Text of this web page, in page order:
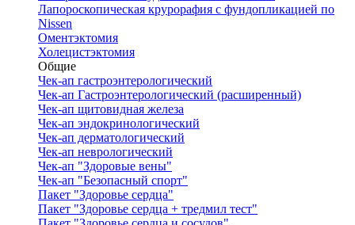
Лапороскопическая крурорафия с фундопликацией по
Nissen
Оментэктомия
Холецистэктомия
Общие
Чек-ап гастроэнтерологический
Чек-ап Гастроэнтерологический (расширенный)
Чек-ап щитовидная железа
Чек-ап эндокринологический
Чек-ап дерматологический
Чек-ап неврологический
Чек-ап "Здоровые вены"
Чек-ап "Безопасный спорт"
Пакет "Здоровье сердца"
Пакет "Здоровье сердца + тредмил тест"